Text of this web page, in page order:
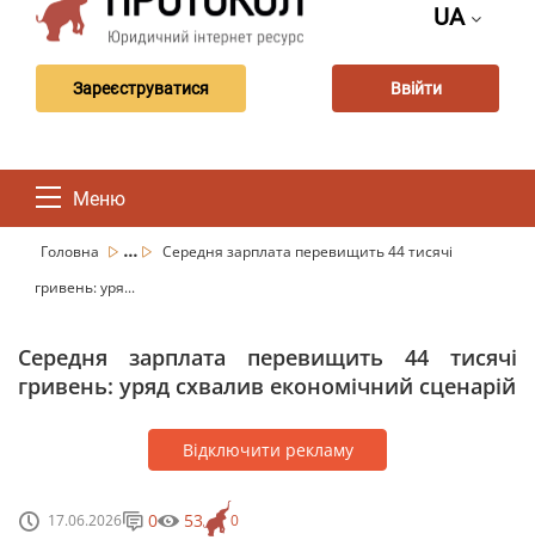
UA
Зареєструватися Ввійти
Меню
Головна ...
Середня зарплата перевищить 44 тисячі
гривень: уря...
Середня зарплата перевищить 44 тисячі
гривень: уряд схвалив економічний сценарій
Відключити рекламу
17.06.2026 0
0 53